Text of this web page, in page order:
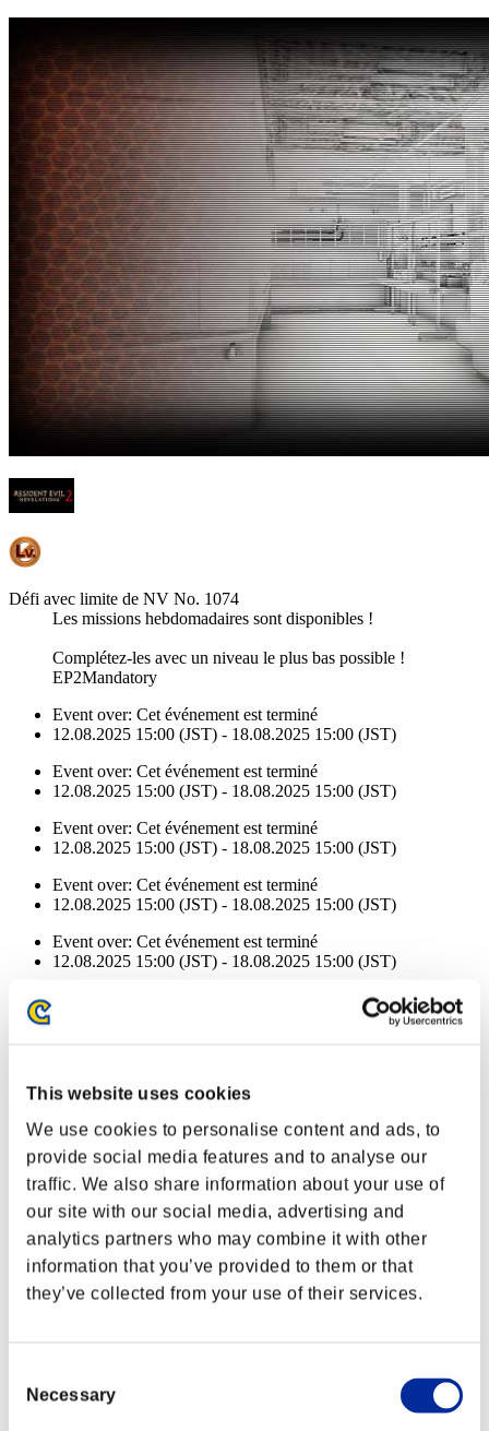
This website uses cookies
We use cookies to personalise content and ads, to
provide social media features and to analyse our
traffic. We also share information about your use of
our site with our social media, advertising and
analytics partners who may combine it with other
information that you’ve provided to them or that
they’ve collected from your use of their services.
Selection
Necessary
Défi avec limite de NV No. 1074
Les missions hebdomadaires sont disponibles !
Complétez-les avec un niveau le plus bas possible !
EP2Mandatory
Event over: Cet événement est terminé
12.08.2025 15:00 (JST) - 18.08.2025 15:00 (JST)
Event over: Cet événement est terminé
12.08.2025 15:00 (JST) - 18.08.2025 15:00 (JST)
Event over: Cet événement est terminé
12.08.2025 15:00 (JST) - 18.08.2025 15:00 (JST)
Event over: Cet événement est terminé
12.08.2025 15:00 (JST) - 18.08.2025 15:00 (JST)
Event over: Cet événement est terminé
12.08.2025 15:00 (JST) - 18.08.2025 15:00 (JST)
12.08.2025 15:00 (JST) - 18.08.2025 15:00 (JST)
Succès
NV personnage: 100 ou moins
Lv.3
NV personnage: 80 ou moins
Génocide